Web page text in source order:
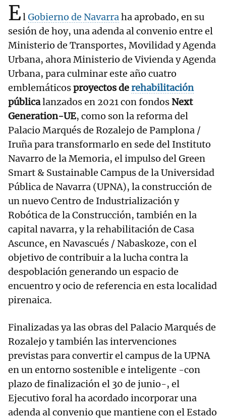
ElGobierno de Navarraha aprobado, en su
sesión de hoy, una adenda al convenio entre el
Ministerio de Transportes, Movilidad y Agenda
Urbana, ahora Ministerio de Vivienda y Agenda
Urbana, para culminar este año cuatro
emblemáticosproyectos derehabilitación
públicalanzados en 2021 con fondos Next
Generation-UE, como son la reforma del
Palacio Marqués de Rozalejo de Pamplona /
Iruña para transformarlo en sede del Instituto
Navarro de la Memoria, el impulso del Green
Smart & Sustainable Campus de la Universidad
Pública de Navarra (UPNA), la construcción de
un nuevo Centro de Industrialización y
Robótica de la Construcción, también en la
capital navarra, y la rehabilitación de Casa
Ascunce, en Navascués / Nabaskoze, con el
objetivo de contribuir a la lucha contra la
despoblación generando un espacio de
encuentro y ocio de referencia en esta localidad
pirenaica.
Finalizadas ya las obras del Palacio Marqués de
Rozalejo y también las intervenciones
previstas para convertir el campus de la UPNA
en un entorno sostenible e inteligente -con
plazo de finalización el 30 de junio-, el
Ejecutivo foral ha acordado incorporar una
adenda al convenio que mantiene con el Estado